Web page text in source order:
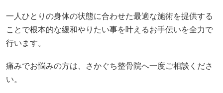
一人ひとりの身体の状態に合わせた最適な施術を提供する
ことで根本的な緩和やりたい事を叶えるお手伝いを全力で
行います。
痛みでお悩みの方は、さかぐち整骨院へ一度ご相談くださ
い。